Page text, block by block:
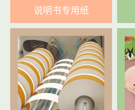
说明书专用纸